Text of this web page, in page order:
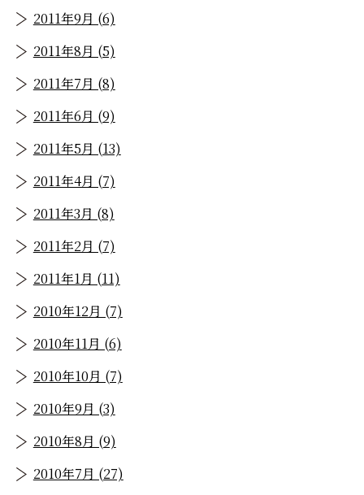
2011年9月 (6)
2011年8月 (5)
2011年7月 (8)
2011年6月 (9)
2011年5月 (13)
2011年4月 (7)
2011年3月 (8)
2011年2月 (7)
2011年1月 (11)
2010年12月 (7)
2010年11月 (6)
2010年10月 (7)
2010年9月 (3)
2010年8月 (9)
2010年7月 (27)